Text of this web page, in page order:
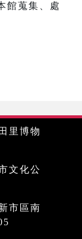
館蒐集、處
里博物
文化公
市區南